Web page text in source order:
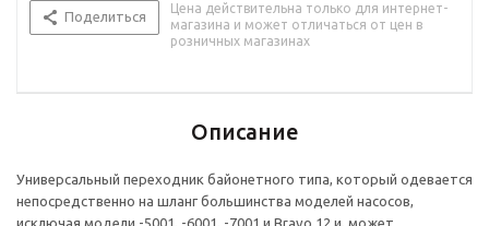
Поделиться
Цена действительна только для интернет-
магазина и может отличаться от цен в
розничных магазинах
Описание
Универсальный переходник байонетного типа, который одевается
непосредственно на шланг большинства моделей насосов,
исключая модели -5001, -6001, -7001 и Bravo 12 и, может